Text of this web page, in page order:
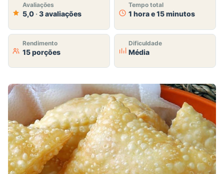
Avaliações
5,0 ·3 avaliações
Tempo total
1 hora e 15 minutos
Rendimento
15 porções
Dificuldade
Média